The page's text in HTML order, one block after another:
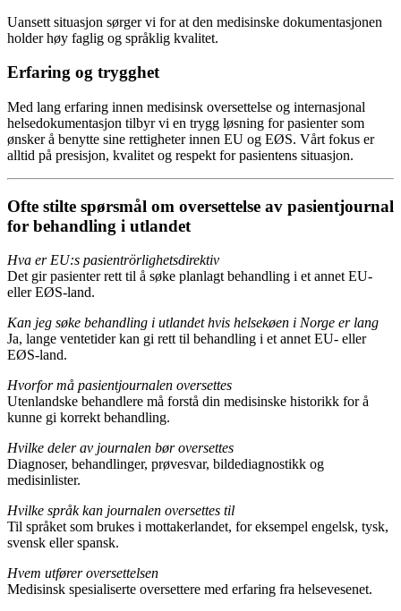
Uansett situasjon sørger vi for at den medisinske dokumentasjonen
holder høy faglig og språklig kvalitet.
Erfaring og trygghet
Med lang erfaring innen medisinsk oversettelse og internasjonal
helsedokumentasjon tilbyr vi en trygg løsning for pasienter som
ønsker å benytte sine rettigheter innen EU og EØS. Vårt fokus er
alltid på presisjon, kvalitet og respekt for pasientens situasjon.
Ofte stilte spørsmål om oversettelse av pasientjournal
for behandling i utlandet
Hva er EU:s pasientrörlighetsdirektiv
Det gir pasienter rett til å søke planlagt behandling i et annet EU-
eller EØS-land.
Kan jeg søke behandling i utlandet hvis helsekøen i Norge er lang
Ja, lange ventetider kan gi rett til behandling i et annet EU- eller
EØS-land.
Hvorfor må pasientjournalen oversettes
Utenlandske behandlere må forstå din medisinske historikk for å
kunne gi korrekt behandling.
Hvilke deler av journalen bør oversettes
Diagnoser, behandlinger, prøvesvar, bildediagnostikk og
medisinlister.
Hvilke språk kan journalen oversettes til
Til språket som brukes i mottakerlandet, for eksempel engelsk, tysk,
svensk eller spansk.
Hvem utfører oversettelsen
Medisinsk spesialiserte oversettere med erfaring fra helsevesenet.